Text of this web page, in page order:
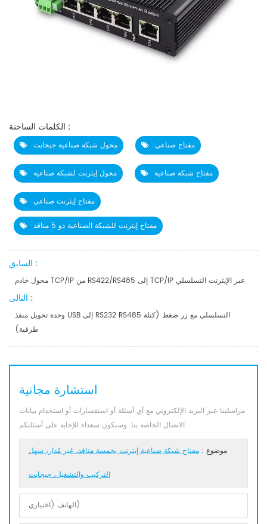
الكلمات الساخنة :
محول شبكة صناعية جيجابت مفتاح صناعي
محول إيثرنت لشبكة صناعية مفتاح شبكة صناعية
مفتاح إيثرنت صناعي
مفتاح إيثرنت للشبكة الصناعية ذو 5 منافذ
السابق :
محول خادم TCP/IP من RS422/RS485 إلى TCP/IP عبر الإيثرنت التسلسلي
التالى :
وحدة تحويل منفذ USB إلى RS232 RS485 التسلسلي مع زر ضغط (كتلة
طرفية)
استشارة مجانية
مراسلتنا عبر البريد الإلكتروني مع أي أسئلة أو استفسارات أو استخدام بيانات
الاتصال الخاصة بنا. وسنكون سعداء للإجابة على أسئلتكم.
موضوع : مفتاح شبكة صناعية إيثرنت بخمسة منافذ، غير مُدار، سهل
التركيب والتشغيل، جيجابت